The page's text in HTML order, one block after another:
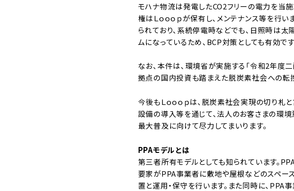
モハナ物流は発電したCO2フリーの電力を当施
権はＬｏｏｏｐが保有し、メンテナンス等を行
られており、系統停電時などでも、日照時は
ムになっているため、BCP対策としても有効です
なお、本件は、環境省が実施する「令和2年度
拠点の国内投資も踏まえた脱炭素社会への転換
今後もＬｏｏｏｐは、脱炭素社会実現の切り
設備の導入等を通じて、法人のお客さまの環
最大普及に向けて尽力してまいります。
PPAモデルとは
第三者所有モデルとしても知られています。
要家がPPA事業者に敷地や屋根などのスペー
置と運用・保守を行います。また同時に、